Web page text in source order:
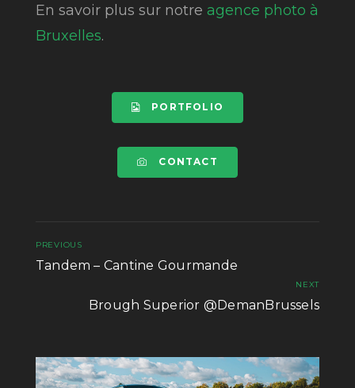
En savoir plus sur notre agence photo à
Bruxelles.
PORTFOLIO
CONTACT
PREVIOUS
Tandem – Cantine Gourmande
NEXT
Brough Superior @DemanBrussels